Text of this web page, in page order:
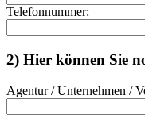
Telefonnummer:
2) Hier können Sie
Agentur / Unternehmen /